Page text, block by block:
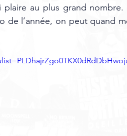
au plus grand nombre.
l’année, on peut quand